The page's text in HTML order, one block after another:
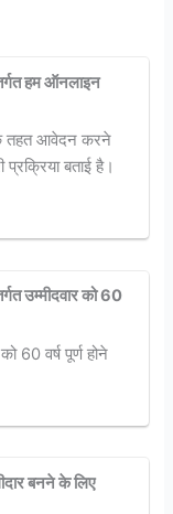
हम ऑनलाइन
के तहत आवेदन करने
बताई है।
उम्मीदवार को 60
60 वर्ष पूर्ण होने
बनने के लिए